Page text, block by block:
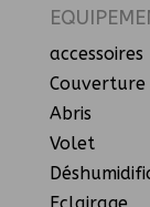
accessoires
Couverture
Abris
Volet